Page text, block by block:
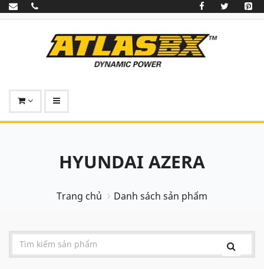
HYUNDAI AZERA
Trang chủ Danh sách sản phẩm